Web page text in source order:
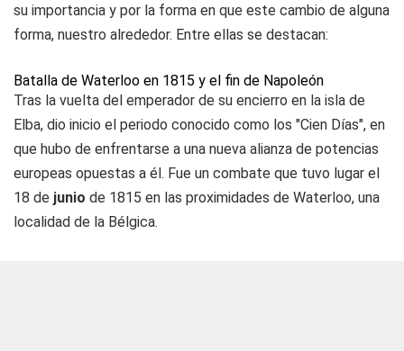
su importancia y por la forma en que este cambio de alguna
forma, nuestro alrededor. Entre ellas se destacan:
Batalla de Waterloo en 1815 y el fin de Napoleón
Tras la vuelta del emperador de su encierro en la isla de
Elba, dio inicio el periodo conocido como los "Cien Días", en
que hubo de enfrentarse a una nueva alianza de potencias
europeas opuestas a él. Fue un combate que tuvo lugar el
18 de junio de 1815 en las proximidades de Waterloo, una
localidad de la Bélgica.